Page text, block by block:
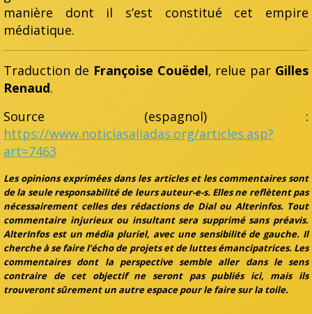
manière dont il s’est constitué cet empire
médiatique.
Traduction de Françoise Couëdel, relue par Gilles
Renaud.
Source (espagnol) :
https://www.noticiasaliadas.org/articles.asp?
art=7463
Les opinions exprimées dans les articles et les commentaires sont
de la seule responsabilité de leurs auteur-e-s. Elles ne reflètent pas
nécessairement celles des rédactions de Dial ou Alterinfos. Tout
commentaire injurieux ou insultant sera supprimé sans préavis.
AlterInfos est un média pluriel, avec une sensibilité de gauche. Il
cherche à se faire l’écho de projets et de luttes émancipatrices. Les
commentaires dont la perspective semble aller dans le sens
contraire de cet objectif ne seront pas publiés ici, mais ils
trouveront sûrement un autre espace pour le faire sur la toile.